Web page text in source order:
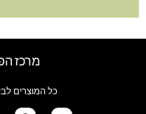
מרכז
כל המוצרים